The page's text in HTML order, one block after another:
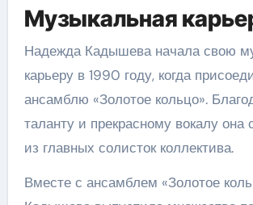
Музыкальная
Надежда Кадышева начала свою
карьеру в 1990 году, когда
ансамблю «Золотое кольцо».
таланту и прекрасному вокалу она
из главных солисток коллектива.
Вместе с ансамблем «Золотое